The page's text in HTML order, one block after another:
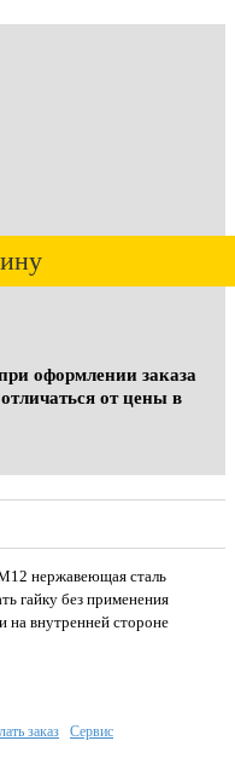
оформлении заказа
от цены в
нержавеющая сталь
гайку без применения
на внутренней стороне
заказ Сервис